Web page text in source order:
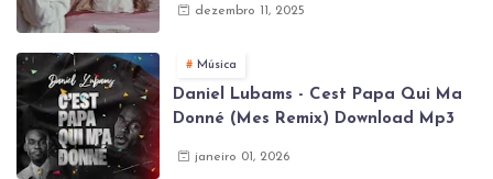
dezembro 11, 2025
Música
Daniel Lubams - Cest Papa Qui Ma
Donné (Mes Remix) Download Mp3
janeiro 01, 2026